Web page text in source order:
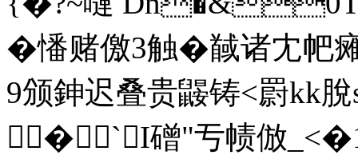
�憣赌儌3触�馘诸冘
9颁鉮迟叠贵鼹铸<罻kk
� `I磳"亐帻倣